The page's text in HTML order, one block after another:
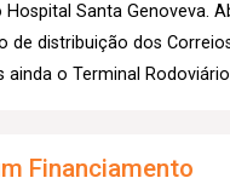
Hospital Santa Genoveva.
de distribuição dos
ainda o Terminal
Financiamento